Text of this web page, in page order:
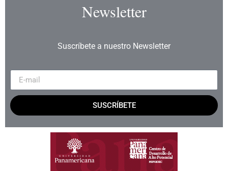
Newsletter
Suscríbete a nuestro Newsletter
SUSCRÍBETE